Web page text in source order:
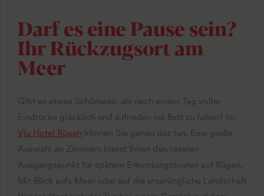
Darf es eine Pause sein?
Ihr Rückzugsort am
Meer
Gibt es etwas Schöneres, als nach einem Tag voller
Eindrücke glücklich und zufrieden ins Bett zu fallen? Im
Vju Hotel Rügen können Sie genau das tun. Eine große
Auswahl an Zimmern bietet Ihnen den idealen
Ausgangspunkt für spätere Erkundungstouren auf Rügen.
Mit Blick aufs Meer oder auf die ursprüngliche Landschaft